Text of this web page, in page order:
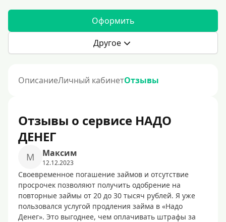
Оформить
Другое
ОписаниеЛичный кабинетОтзывы
Отзывы о сервисе НАДО
ДЕНЕГ
М Максим
12.12.2023
Своевременное погашение займов и отсутствие
просрочек позволяют получить одобрение на
повторные займы от 20 до 30 тысяч рублей. Я уже
пользовался услугой продления займа в «Надо
Денег». Это выгоднее, чем оплачивать штрафы за